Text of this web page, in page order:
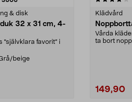
& disk
32 x 31 cm, 4-
"självklara favorit” i
beige
Klädvård
Vårda
ta bort
149,90